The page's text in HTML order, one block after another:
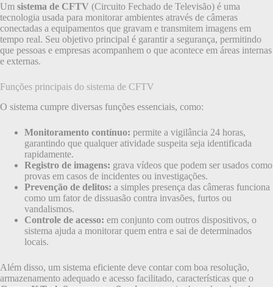
Um sistema de CFTV (Circuito Fechado de Televisão) é uma
tecnologia usada para monitorar ambientes através de câmeras
conectadas a equipamentos que gravam e transmitem imagens em
tempo real. Seu objetivo principal é garantir a segurança, permitindo
que pessoas e empresas acompanhem o que acontece em áreas internas
e externas.
Funções principais do sistema de CFTV
O sistema cumpre diversas funções essenciais, como:
Monitoramento contínuo: permite a vigilância 24 horas,
garantindo que qualquer atividade suspeita seja identificada
rapidamente.
Registro de imagens: grava vídeos que podem ser usados como
provas em casos de incidentes ou investigações.
Prevenção de delitos: a simples presença das câmeras funciona
como um fator de dissuasão contra invasões, furtos ou
vandalismos.
Controle de acesso: em conjunto com outros dispositivos, o
sistema ajuda a monitorar quem entra e sai de determinados
locais.
Além disso, um sistema eficiente deve contar com boa resolução,
armazenamento adequado e acesso facilitado, características que o